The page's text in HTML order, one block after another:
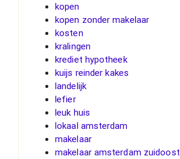
kopen
kopen zonder makelaar
kosten
kralingen
krediet hypotheek
kuijs reinder kakes
landelijk
lefier
leuk huis
lokaal amsterdam
makelaar
makelaar amsterdam zuidoost